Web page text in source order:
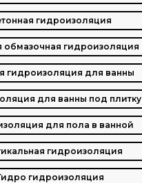
гидроизоляция
обмазочная гидроизоляция
гидроизоляция для ванны
для ванны под плитку
для пола в ванной
гидроизоляция
гидроизоляция